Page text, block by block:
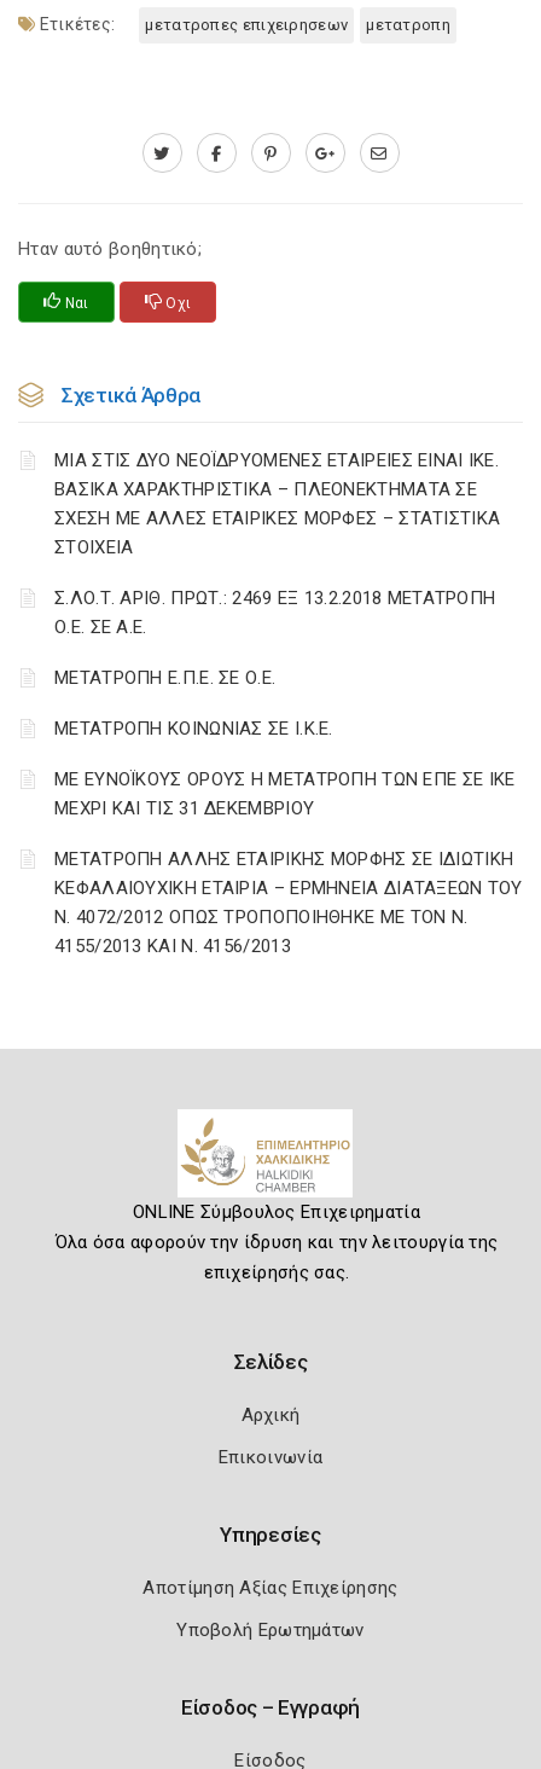
Ετικέτες: μετατροπες επιχειρησεων μετατροπη
Ηταν αυτό βοηθητικό;
Ναι Οχι
Σχετικά Άρθρα
ΜΙΑ ΣΤΙΣ ΔΥΟ ΝΕΟΪΔΡΥΟΜΕΝΕΣ ΕΤΑΙΡΕΙΕΣ ΕΙΝΑΙ ΙΚΕ.
ΒΑΣΙΚΑ ΧΑΡΑΚΤΗΡΙΣΤΙΚΑ – ΠΛΕΟΝΕΚΤΗΜΑΤΑ ΣΕ
ΣΧΕΣΗ ΜΕ ΑΛΛΕΣ ΕΤΑΙΡΙΚΕΣ ΜΟΡΦΕΣ – ΣΤΑΤΙΣΤΙΚΑ
ΣΤΟΙΧΕΙΑ
Σ.ΛΟ.Τ. ΑΡΙΘ. ΠΡΩΤ.: 2469 ΕΞ 13.2.2018 ΜΕΤΑΤΡΟΠΗ
Ο.Ε. ΣΕ Α.Ε.
ΜΕΤΑΤΡΟΠΗ Ε.Π.Ε. ΣΕ Ο.Ε.
ΜΕΤΑΤΡΟΠΗ ΚΟΙΝΩΝΙΑΣ ΣΕ Ι.Κ.Ε.
ΜΕ ΕΥΝΟΪΚΟΥΣ ΟΡΟΥΣ Η ΜΕΤΑΤΡΟΠΗ ΤΩΝ ΕΠΕ ΣΕ ΙΚΕ
ΜΕΧΡΙ ΚΑΙ ΤΙΣ 31 ΔΕΚΕΜΒΡΙΟΥ
ΜΕΤΑΤΡΟΠΗ ΑΛΛΗΣ ΕΤΑΙΡΙΚΗΣ ΜΟΡΦΗΣ ΣΕ ΙΔΙΩΤΙΚΗ
ΚΕΦΑΛΑΙΟΥΧΙΚΗ ΕΤΑΙΡΙΑ – ΕΡΜΗΝΕΙΑ ΔΙΑΤΑΞΕΩΝ ΤΟΥ
Ν. 4072/2012 ΟΠΩΣ ΤΡΟΠΟΠΟΙΗΘΗΚΕ ΜΕ ΤΟΝ Ν.
4155/2013 ΚΑΙ Ν. 4156/2013
ONLINE Σύμβουλος Επιχειρηματία
Όλα όσα αφορούν την ίδρυση και την λειτουργία της
επιχείρησής σας.
Σελίδες
Αρχική
Επικοινωνία
Υπηρεσίες
Αποτίμηση Αξίας Επιχείρησης
Υποβολή Ερωτημάτων
Είσοδος – Εγγραφή
Είσοδος